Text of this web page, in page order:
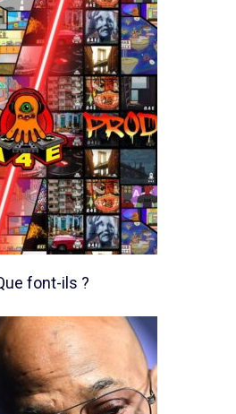
font-ils ?